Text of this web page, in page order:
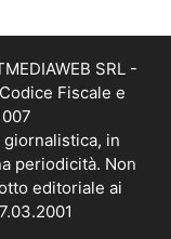
SRL -
Fiscale e
in
periodicità. Non
editoriale ai